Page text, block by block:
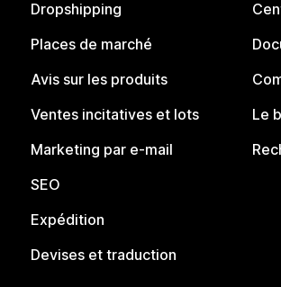
Dropshipping
Places de marché
Avis sur les produits
Ventes incitatives et lots
Marketing par e-mail
SEO
Expédition
Devises et traduction
Le